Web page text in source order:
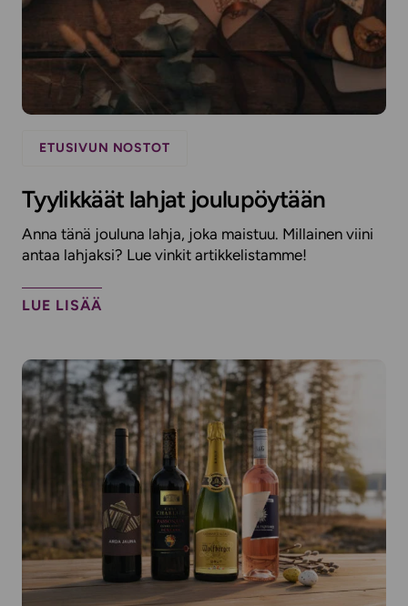
ETUSIVUN NOSTOT
Tyylikkäät lahjat joulupöytään
Anna tänä jouluna lahja, joka maistuu. Millainen viini
antaa lahjaksi? Lue vinkit artikkelistamme!
LUE LISÄÄ